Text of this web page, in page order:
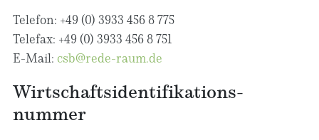
Telefon: +49 (0) 3933 456 8 775
Telefax: +49 (0) 3933 456 8 751
E-Mail: csb@rede-raum.de
Wirtschafts­identifikations­
nummer